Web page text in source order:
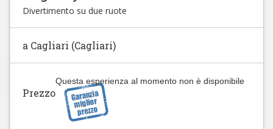
Divertimento su due ruote
a Cagliari (Cagliari)
Questa esperienza al momento non è disponibile
Prezzo